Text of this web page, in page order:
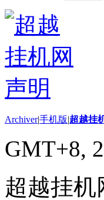
Archiver|手机版|超越挂
GMT+8,
超越挂